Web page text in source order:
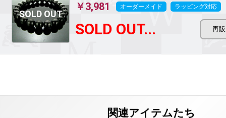
￥3,981 オーダーメイド ラッピング対応
SOLD OUT...